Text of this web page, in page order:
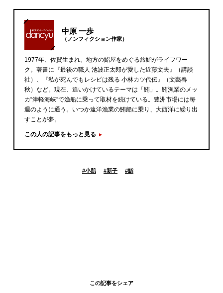
中原 一歩
（ノンフィクション作家）
1977年、佐賀生まれ。地方の鮨屋をめぐる旅鮨がライフワー
ク。著書に『最後の職人 池波正太郎が愛した近藤文夫』（講談
社）、『私が死んでもレシピは残る 小林カツ代伝』（文藝春
秋）など。現在、追いかけているテーマは「鮪」。鮪漁業のメッ
カ“津軽海峡”で漁船に乗って取材を続けている。豊洲市場には毎
週のように通う。いつか遠洋漁業の鮪船に乗り、大西洋に繰り出
すことが夢。
この人の記事をもっと見る
#小肌 #新子 #鮨
この記事をシェア